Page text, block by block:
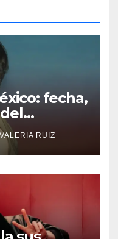
fecha,
VALERIA RUIZ